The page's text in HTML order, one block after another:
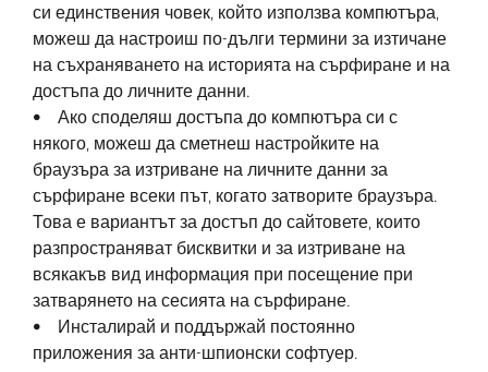
си единствения човек, който използва компютъра,
можеш да настроиш по-дълги термини за изтичане
на съхраняването на историята на сърфиране и на
достъпа до личните данни.
• Ако споделяш достъпа до компютъра си с
някого, можеш да сметнеш настройките на
браузъра за изтриване на личните данни за
сърфиране всеки път, когато затворите браузъра.
Това е вариантът за достъп до сайтовете, които
разпространяват бисквитки и за изтриване на
всякакъв вид информация при посещение при
затварянето на сесията на сърфиране.
• Инсталирай и поддържай постоянно
приложения за анти-шпионски софтуер.